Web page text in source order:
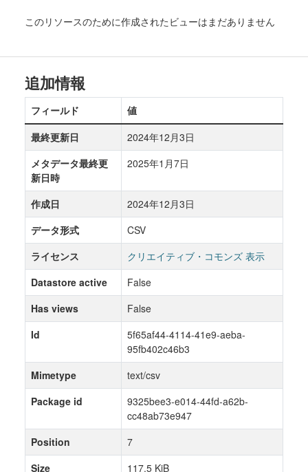
このリソースのために作成されたビューはまだありません
追加情報
フィールド
値
最終更新日
2024年12月3日
メタデータ最終更
新日時
2025年1月7日
作成日
2024年12月3日
データ形式
CSV
ライセンス
クリエイティブ・コモンズ 表示
Datastore active
False
Has views
False
Id
5f65af44-4114-41e9-aeba-
95fb402c46b3
Mimetype
text/csv
Package id
9325bee3-e014-44fd-a62b-
cc48ab73e947
Position
7
Size
117.5 KiB